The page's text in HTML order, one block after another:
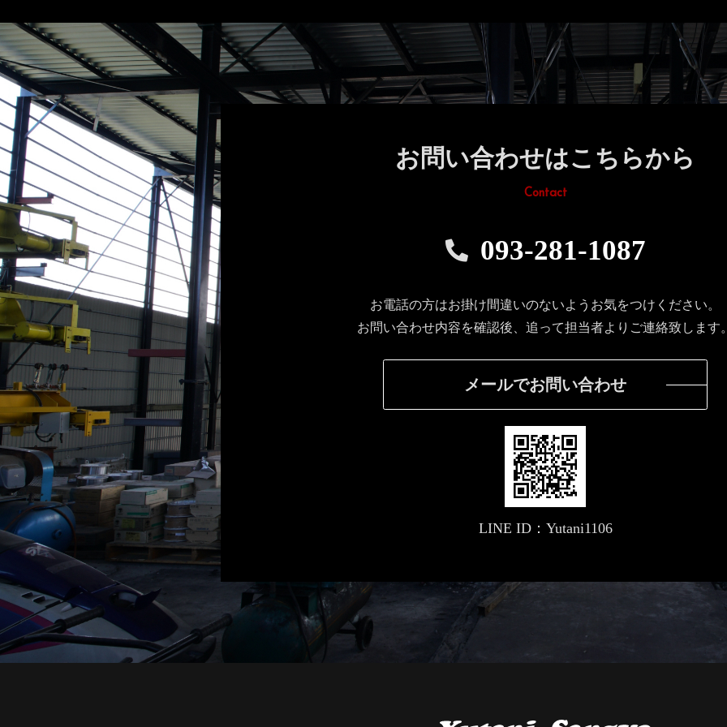
お問い合わせはこちらから
Contact
093-281-1087
お電話の方はお掛け間違いのないようお気をつけください。
お問い合わせ内容を確認後、追って担当者よりご連絡致します
メールでお問い合わせ
LINE ID：Yutani1106